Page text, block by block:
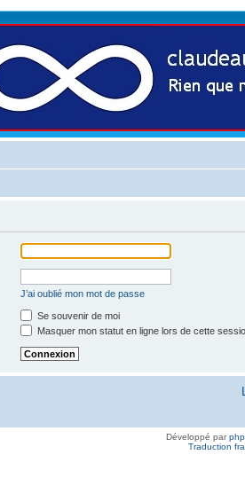
J’ai oublié mon mot de passe
Se souvenir de moi
Masquer mon statut en ligne lors de cette
Développé par
Traduction